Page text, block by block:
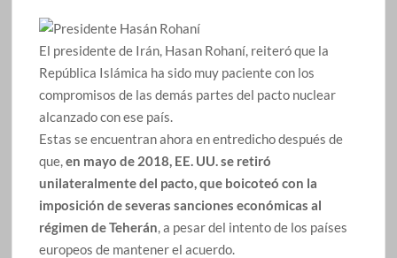
El presidente de Irán, Hasan Rohaní, reiteró que la
República Islámica ha sido muy paciente con los
compromisos de las demás partes del pacto nuclear
alcanzado con ese país.
Estas se encuentran ahora en entredicho después de
que,en mayo de 2018, EE. UU. se retiró
unilateralmente del pacto, que boicoteó con la
imposición de severas sanciones económicas al
régimen de Teherán , a pesar del intento de los países
europeos de mantener el acuerdo.